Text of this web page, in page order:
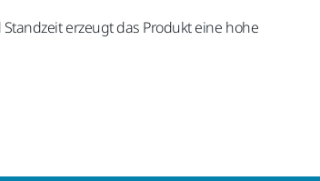
erzeugt das Produkt eine hohe